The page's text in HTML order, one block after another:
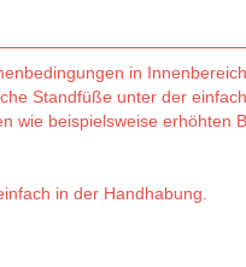
in
Standfüße unter der
wie beispielsweise erhöhten
in der Handhabung.